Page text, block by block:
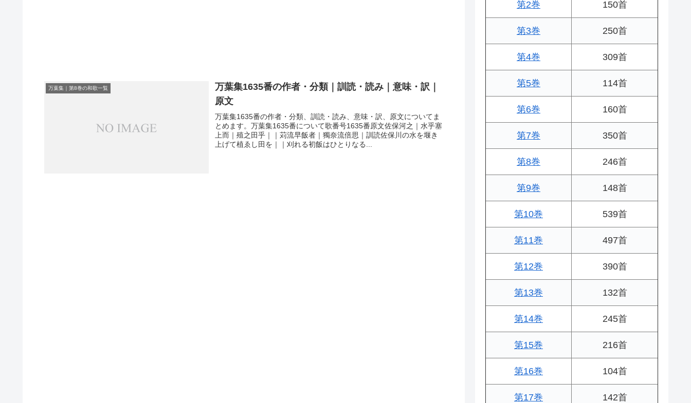
万葉集｜第8巻の和歌一覧
万葉集1635番の作者・分類｜訓読・読み｜意味・訳｜
原文
万葉集1635番の作者・分類、訓読・読み、意味・訳、原文についてま
とめます。万葉集1635番について歌番号1635番原文佐保河之｜水乎塞
上而｜殖之田乎｜｜苅流早飯者｜獨奈流倍思｜訓読佐保川の水を堰き
上げて植ゑし田を｜｜刈れる初飯はひとりなる...
第2巻 150首
第3巻 250首
第4巻 309首
第5巻 114首
第6巻 160首
第7巻 350首
第8巻 246首
第9巻 148首
第10巻 539首
第11巻 497首
第12巻 390首
第13巻 132首
第14巻 245首
第15巻 216首
第16巻 104首
第17巻 142首